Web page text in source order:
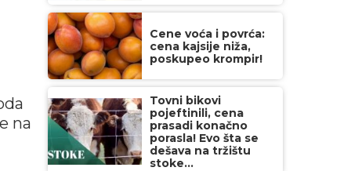
na
Cene voća i povrća:
cena kajsije niža,
poskupeo krompir!
Tovni bikovi
pojeftinili, cena
prasadi konačno
porasla! Evo šta se
dešava na tržištu
stoke...